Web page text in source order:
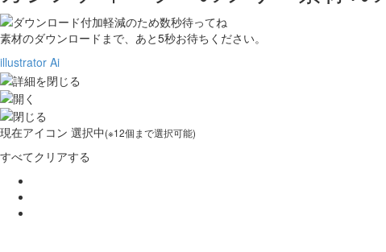
素材のダウンロードまで、あと5秒お待ちください。
illustrator Ai
現在アイコン 選択中(※12個まで選択可能)
すべてクリアする